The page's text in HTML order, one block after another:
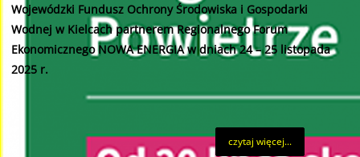
Wojewódzki Fundusz Ochrony Środowiska i Gospodarki
Wodnej w Kielcach partnerem Regionalnego Forum
Ekonomicznego NOWA ENERGIA w dniach 24 – 25 listopada
2025 r.
czytaj więcej...